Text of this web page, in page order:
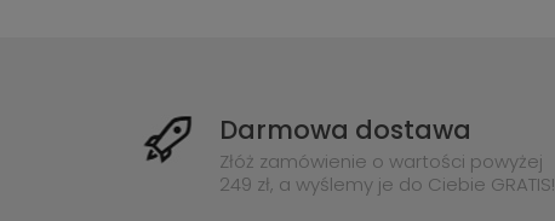
Darmowa dostawa
Złóż zamówienie o wartości powyżej
249 zł, a wyślemy je do Ciebie GRATIS!